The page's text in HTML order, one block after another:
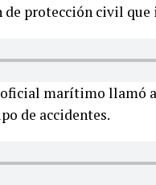
de protección civil
marítimo llamó
de accidentes.